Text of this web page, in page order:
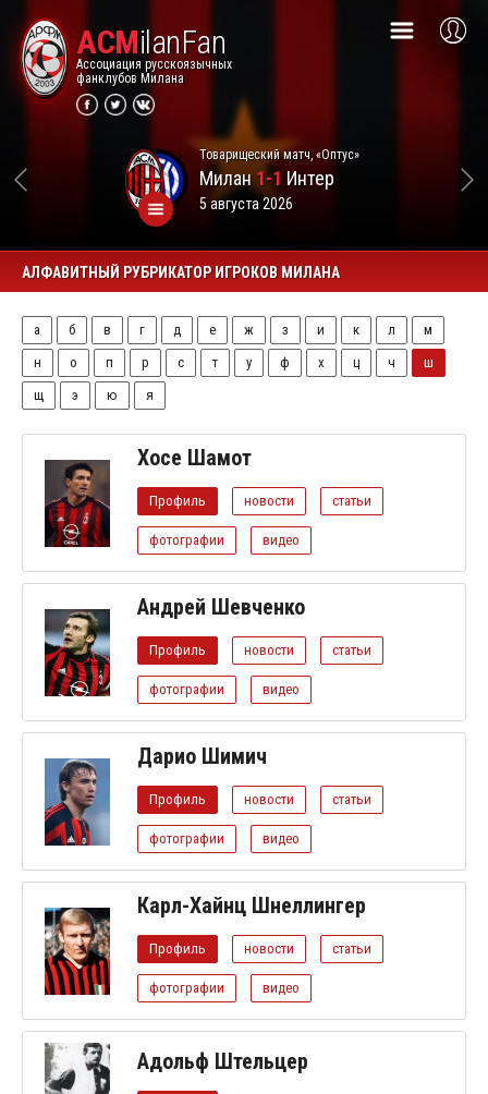
ACMilanFan
Ассоциация русскоязычных
фанклубов Милана
Товарищеский матч, «Оптус»
Милан1-1 Интер
5 августа 2026
АЛФАВИТНЫЙ РУБРИКАТОР ИГРОКОВ МИЛАНА
а б в г д е ж з и к л
м
н
о п р с т у ф х ц ч
ш
щ
э ю я
Хосе Шамот
Профиль новости статьи
фотографии видео
Андрей Шевченко
Профиль новости статьи
фотографии видео
Дарио Шимич
Профиль новости статьи
фотографии видео
Карл-Хайнц Шнеллингер
Профиль новости статьи
фотографии видео
Адольф Штельцер